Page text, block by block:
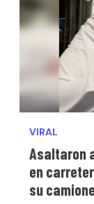
VIRAL
Asaltaron
en
su